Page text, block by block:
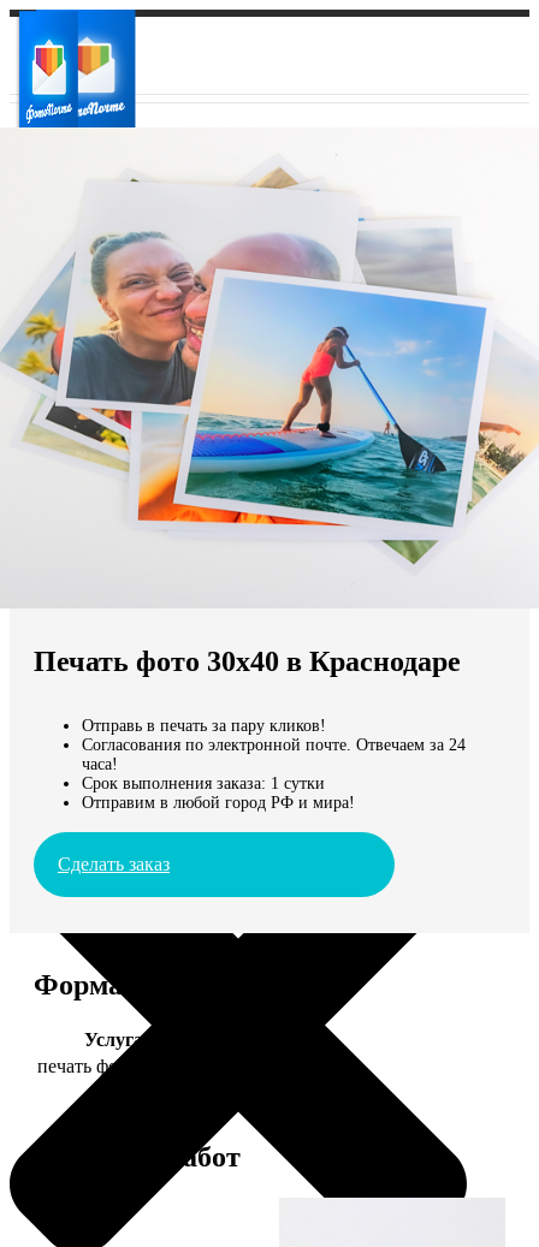
Ваш регион доставки
Выберите из списка:
Мы доставляем по всему миру
Продолжить без города
Печать фото 30х40 в Краснодаре
Отправь в печать за пару кликов!
Согласования по электронной почте. Отвечаем за 24
часа!
Срок выполнения заказа: 1 сутки
Отправим в любой город РФ и мира!
Сделать заказ
Форматы и цены
Услуга
печать фото 30х40
Примеры работ